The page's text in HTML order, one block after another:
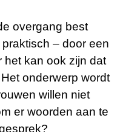
overgang best
– door een
het kan ook zijn dat
onderwerp wordt
willen niet
er woorden aan te